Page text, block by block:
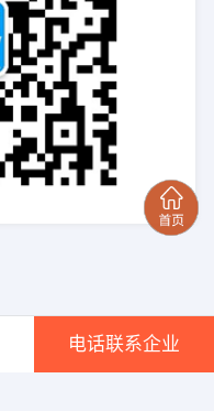
电话联系企业